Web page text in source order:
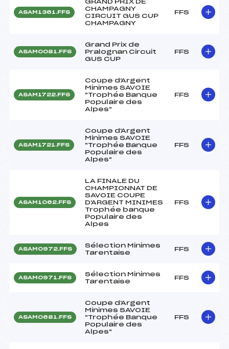
ASAM1361.FFS
GRAND PRIX DE
CHAMPAGNY
CIRCUIT GUS CUP
CHAMPAGNY
FFS
ASAM0081.FFS
Grand Prix de
Pralognan Circuit
GUS CUP
FFS
ASAM1722.FFS
Coupe d'Argent
Minimes SAVOIE
"Trophée Banque
Populaire des
Alpes"
FFS
ASAM1721.FFS
Coupe d'Argent
Minimes SAVOIE
"Trophée Banque
Populaire des
Alpes"
FFS
ASAM1062.FFS
LA FINALE DU
CHAMPIONNAT DE
SAVOIE COUPE
D'ARGENT MINIMES
Trophée banque
Populaire des
Alpes
FFS
ASAM0972.FFS
Sélection Minimes
Tarentaise
FFS
ASAM0971.FFS
Sélection Minimes
Tarentaise
FFS
ASAM0681.FFS
Coupe d'Argent
Minimes SAVOIE
"Trophée Banque
Populaire des
Alpes"
FFS